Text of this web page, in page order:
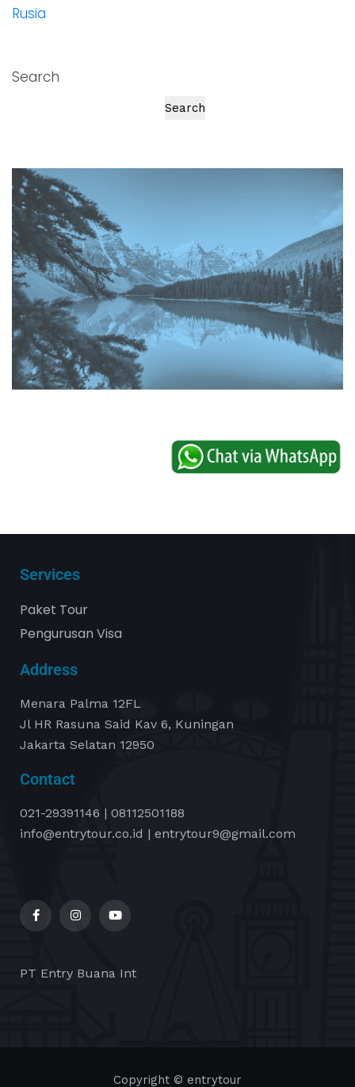
Rusia
Search
Search
Services
Paket Tour
Pengurusan Visa
Address
Menara Palma 12FL
Jl HR Rasuna Said Kav 6, Kuningan
Jakarta Selatan 12950
Contact
021-29391146 | 08112501188
info@entrytour.co.id | entrytour9@gmail.com
PT Entry Buana Int
Copyright © entrytour